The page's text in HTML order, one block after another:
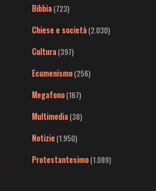
Bibbia (723)
Chiese e società (2.030)
Cultura (397)
Ecumenismo(256)
Megafono(167)
Multimedia (38)
Notizie (1.950)
Protestantesimo(1.089)